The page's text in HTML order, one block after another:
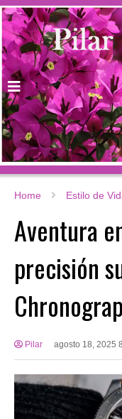
Home Estilo de
Aventura
precisión
Pilar agosto 18, 2025